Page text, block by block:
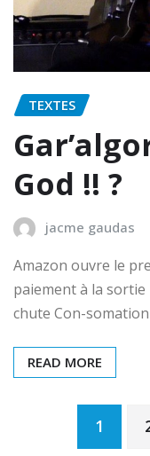
TEXTES
God !! ?
jacme gaudas
Amazon ouvre le
paiement à la
chute Con-
READ MORE
1